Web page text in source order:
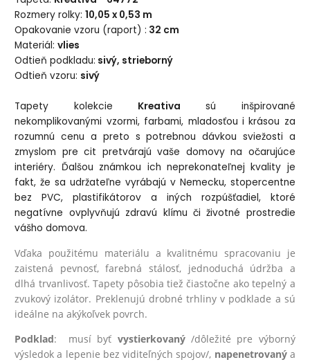
Rozmery rolky:10,05 x 0,53 m
Opakovanie vzoru (raport) : 32 cm
Materiál:vlies
Odtieň podkladu: sivý, strieborný
Odtieň vzoru: sivý
Tapety kolekcie Kreativa sú inšpirované
nekomplikovanými vzormi, farbami, mladosťou i krásou za
rozumnú cenu a preto s potrebnou dávkou sviežosti a
zmyslom pre cit pretvárajú vaše domovy na očarujúce
interiéry. Ďalšou známkou ich neprekonateľnej kvality je
fakt, že sa udržateľne vyrábajú v Nemecku, stopercentne
bez PVC, plastifikátorov a iných rozpúšťadiel, ktoré
negatívne ovplyvňujú zdravú klímu či životné prostredie
vášho domova.
Vďaka použitému materiálu a kvalitnému spracovaniu je
zaistená pevnosť, farebná stálosť, jednoduchá údržba a
dlhá trvanlivosť. Tapety pôsobia tiež čiastočne ako tepelný a
zvukový izolátor. Preklenujú drobné trhliny v podklade a sú
ideálne na akýkoľvek povrch.
Podklad: musí byť vystierkovaný/dôležité pre výborný
výsledok a lepenie bez viditeľných spojov/, napenetrovanýa